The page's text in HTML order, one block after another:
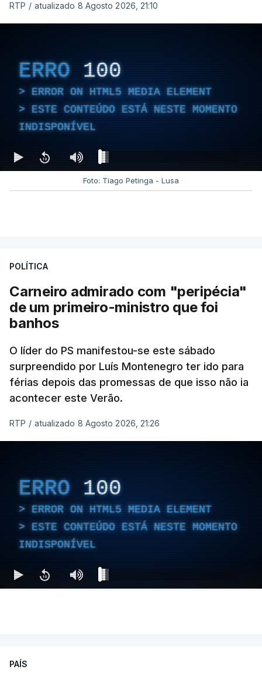
RTP / atualizado 8 Agosto 2026, 21:10
ERRO 100
ERROR ON HTML5 MEDIA ELEMENT
ESTE CONTEÚDO ESTÁ NESTE MOMENTO
INDISPONÍVEL
Foto: Tiago Petinga - Lusa
POLÍTICA
Carneiro admirado com "peripécia"
de um primeiro-ministro que foi
banhos
O líder do PS manifestou-se este sábado
surpreendido por Luís Montenegro ter ido para
férias depois das promessas de que isso não ia
acontecer este Verão.
RTP / atualizado 8 Agosto 2026, 21:26
ERRO 100
ERROR ON HTML5 MEDIA ELEMENT
ESTE CONTEÚDO ESTÁ NESTE MOMENTO
INDISPONÍVEL
PAÍS